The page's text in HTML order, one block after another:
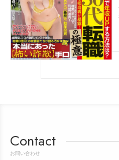
Contact
お問い合わせ